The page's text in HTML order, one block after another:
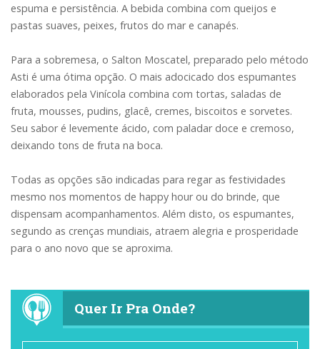
espuma e persistência. A bebida combina com queijos e
pastas suaves, peixes, frutos do mar e canapés.
Para a sobremesa, o Salton Moscatel, preparado pelo método
Asti é uma ótima opção. O mais adocicado dos espumantes
elaborados pela Vinícola combina com tortas, saladas de
fruta, mousses, pudins, glacê, cremes, biscoitos e sorvetes.
Seu sabor é levemente ácido, com paladar doce e cremoso,
deixando tons de fruta na boca.
Todas as opções são indicadas para regar as festividades
mesmo nos momentos de happy hour ou do brinde, que
dispensam acompanhamentos. Além disto, os espumantes,
segundo as crenças mundiais, atraem alegria e prosperidade
para o ano novo que se aproxima.
Quer Ir Pra Onde?